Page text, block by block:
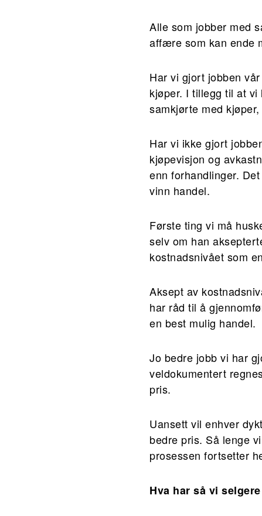
Alle som jobber med
affære som kan ende
Har vi gjort jobben
kjøper. I tillegg til at
samkjørte med
Har vi ikke gjort
kjøpevisjon og
enn forhandlinger.
vinn handel.
Første ting vi må
selv om han
kostnadsnivået som
Aksept av
har råd til å
en best mulig handel.
Jo bedre jobb vi har
veldokumentert
pris.
Uansett vil enhver
bedre pris. Så lenge
prosessen fortsetter
Hva har så vi